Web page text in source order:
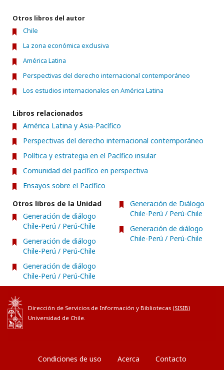
Otros libros del autor
Chile
La zona económica exclusiva
América Latina
Perspectivas del derecho internacional contemporáneo
Los estudios internacionales en América Latina
Libros relacionados
América Latina y Asia-Pacífico
Perspectivas del derecho internacional contemporáneo
Política y estrategia en el Pacífico insular
Comunidad del pacífico en perspectiva
Ensayos sobre el Pacífico
Otros libros de la Unidad
Generación de diálogo
Chile-Perú / Perú-Chile
Generación de diálogo
Chile-Perú / Perú-Chile
Generación de diálogo
Chile-Perú / Perú-Chile
Generación de Diálogo
Chile-Perú / Perú-Chile
Generación de diálogo
Chile-Perú / Perú-Chile
Dirección de Servicios de Información y Bibliotecas (SISIB)
Universidad de Chile.
Condiciones de uso Acerca Contacto